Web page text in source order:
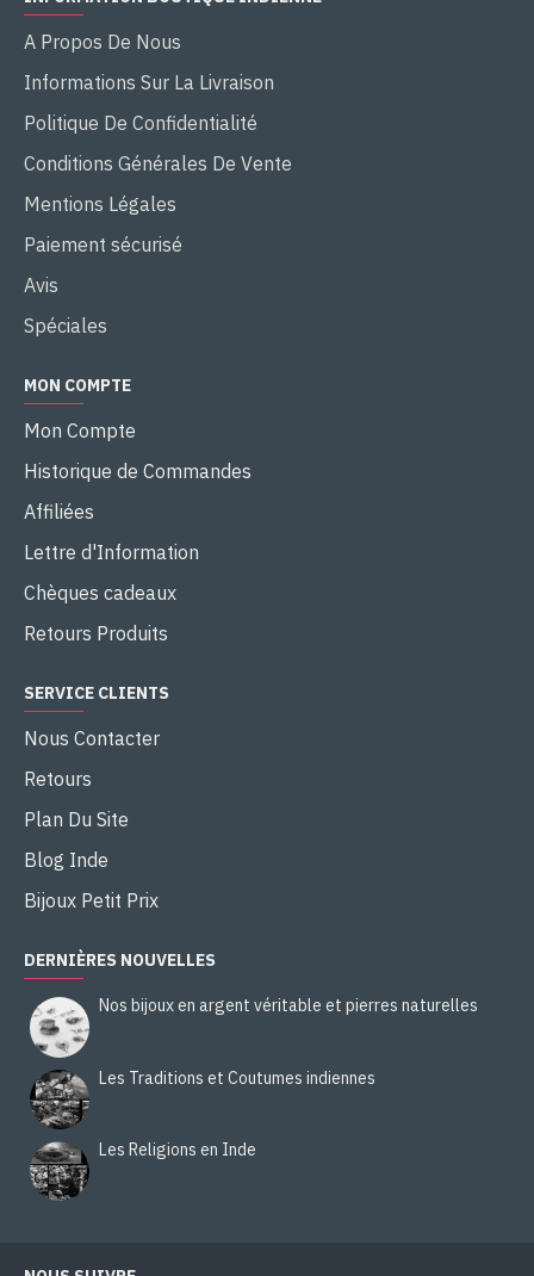
A Propos De Nous
Informations Sur La Livraison
Politique De Confidentialité
Conditions Générales De Vente
Mentions Légales
Paiement sécurisé
Avis
Spéciales
MON COMPTE
Mon Compte
Historique de Commandes
Affiliées
Lettre d'Information
Chèques cadeaux
Retours Produits
SERVICE CLIENTS
Nous Contacter
Retours
Plan Du Site
Blog Inde
Bijoux Petit Prix
DERNIÈRES NOUVELLES
Nos bijoux en argent véritable et pierres naturelles
Les Traditions et Coutumes indiennes
Les Religions en Inde